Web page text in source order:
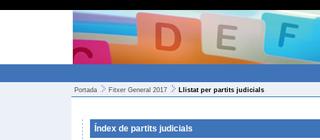
Portada Fitxer General 2017 Llistat per partits judicials
Índex de partits judicials